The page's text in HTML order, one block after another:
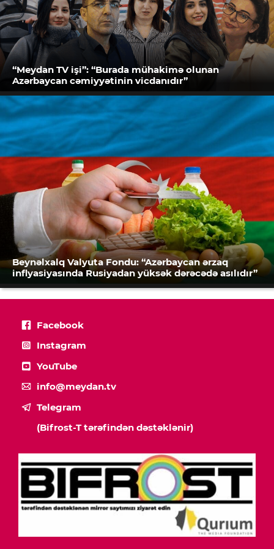
“Meydan TV işi”: “Burada mühakimə olunan
Azərbaycan cəmiyyətinin vicdanıdır”
Beynəlxalq Valyuta Fondu: “Azərbaycan ərzaq
inflyasiyasında Rusiyadan yüksək dərəcədə asılıdır”
Facebook
Instagram
YouTube
info@meydan.tv
Telegram
(Bifrost-T tərəfindən dəstəklənir)